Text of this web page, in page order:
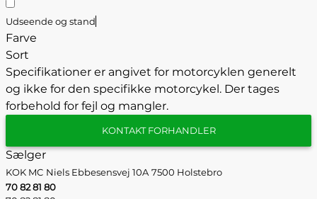
Udseende og stand
Farve
Sort
Specifikationer er angivet for motorcyklen generelt
og ikke for den specifikke motorcykel. Der tages
forbehold for fejl og mangler.
KONTAKT FORHANDLER
Sælger
KOK MC Niels Ebbesensvej 10A 7500 Holstebro
70 82 81 80